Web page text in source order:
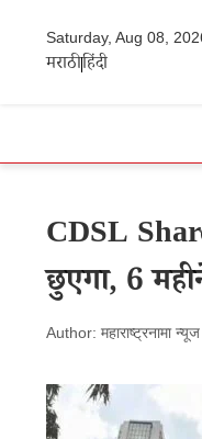
Saturday, Aug 08,
मराठीहिंदी
CDSL
छुएगा, 6
Author: महाराष्ट्रनामा